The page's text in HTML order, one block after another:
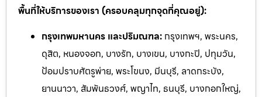
พื้นที่ให้บริการของเรา (ครอบคลุมทุกจุดที่คุณอยู่):
กรุงเทพมหานคร และปริมณฑล: กรุงเทพฯ, พระนคร,
ดุสิต, หนองจอก, บางรัก, บางเขน, บางกะปิ, ปทุมวัน,
ป้อมปราบศัตรูพ่าย, พระโขนง, มีนบุรี, ลาดกระบัง,
ยานนาวา, สัมพันธวงศ์, พญาไท, ธนบุรี, บางกอกใหญ่,